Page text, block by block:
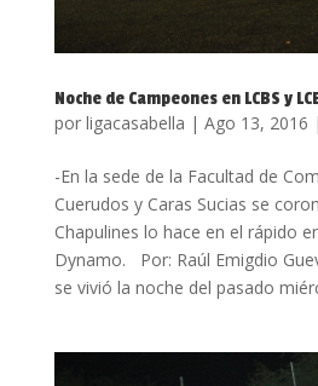
Noche de Campeones en LCBS y
por ligacasabella | Ago 13, 2016 |
-En la sede de la Facultad de
Cuerudos y Caras Sucias se
Chapulines lo hace en el rápido
Dynamo. Por: Raúl Emigdio
se vivió la noche del pasado